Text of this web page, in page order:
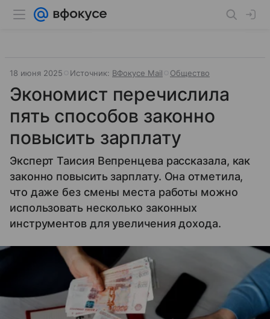
18 июня 2025 Источник: ВФокусе Mail Общество
Экономист перечислила
пять способов законно
повысить зарплату
Эксперт Таисия Вепренцева рассказала, как
законно повысить зарплату. Она отметила,
что даже без смены места работы можно
использовать несколько законных
инструментов для увеличения дохода.